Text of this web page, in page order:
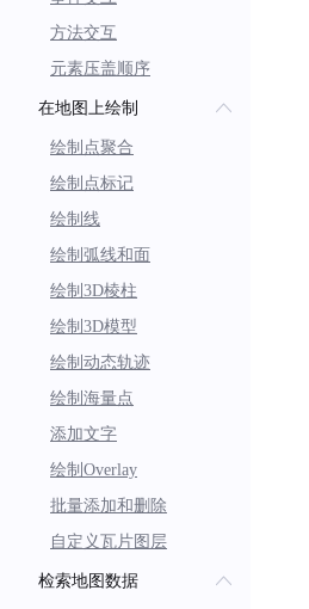
方法交互
元素压盖顺序
在地图上绘制
绘制点聚合
绘制点标记
绘制线
绘制弧线和面
绘制3D棱柱
绘制3D模型
绘制动态轨迹
绘制海量点
添加文字
绘制Overlay
批量添加和删除
自定义瓦片图层
检索地图数据